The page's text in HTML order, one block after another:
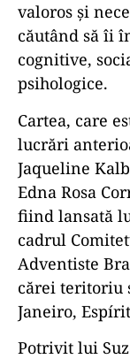
valoros și
căutând să îi
cognitive,
psihologice.
Cartea, care
lucrări
Jaqueline
Edna Rosa
fiind lansată
cadrul
Adventiste
cărei teritoriu
Janeiro,
Potrivit lui